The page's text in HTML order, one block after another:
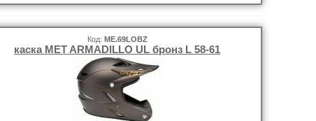
Код: ME.69LOBZ
каска MET ARMADILLO UL бронз L 58-61